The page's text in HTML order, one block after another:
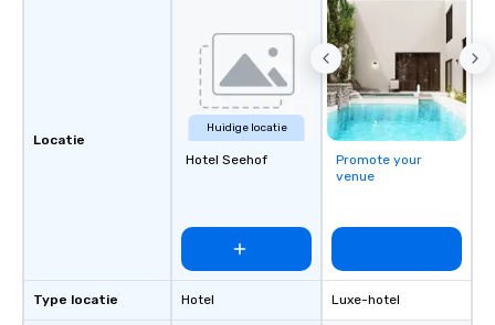
Locatie
Type locatie
Huidige locatie
Hotel Seehof
Hotel
Promote your
venue
Luxe-hotel